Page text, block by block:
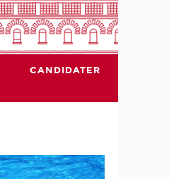
CANDIDATER